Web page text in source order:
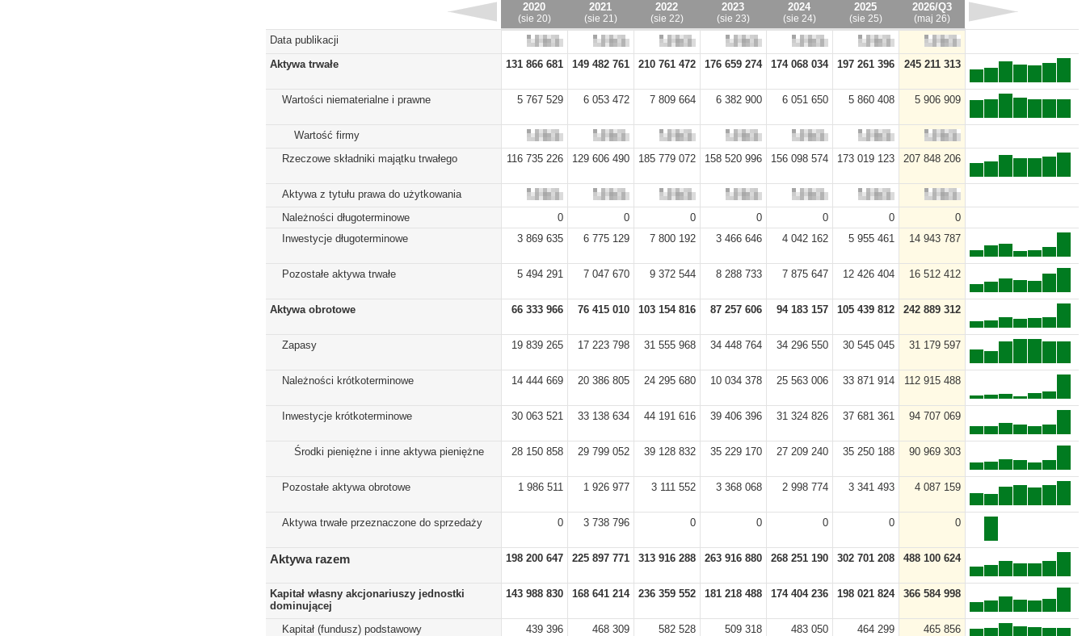
2020
(sie 20)
2021
(sie 21)
2022
(sie 22)
2023
(sie 23)
2024
(sie 24)
2025
(sie 25)
2026/Q3
(maj 26)
Data publikacji
Aktywa trwałe
131 866 681 149 482 761 210 761 472 176 659 274 174 068 034 197 261 396 245 211 313
Wartości niematerialne i prawne 5 767 529 6 053 472 7 809 664 6 382 900 6 051 650 5 860 408 5 906 909
Wartość firmy
Rzeczowe składniki majątku trwałego
116 735 226 129 606 490 185 779 072 158 520 996 156 098 574 173 019 123 207 848 206
Aktywa z tytułu prawa do użytkowania
Należności długoterminowe
0 0 0 0 0 0
0
Inwestycje długoterminowe
3 869 635 6 775 129 7 800 192 3 466 646 4 042 162 5 955 461 14 943 787
Pozostałe aktywa trwałe 5 494 291 7 047 670 9 372 544 8 288 733 7 875 647 12 426 404 16 512 412
Aktywa obrotowe 66 333 966 76 415 010 103 154 816 87 257 606 94 183 157 105 439 812 242 889 312
Zapasy 19 839 265 17 223 798 31 555 968 34 448 764 34 296 550 30 545 045 31 179 597
Należności krótkoterminowe 14 444 669 20 386 805 24 295 680 10 034 378 25 563 006 33 871 914 112 915 488
Inwestycje krótkoterminowe 30 063 521 33 138 634 44 191 616 39 406 396 31 324 826 37 681 361 94 707 069
Środki pieniężne i inne aktywa pieniężne 28 150 858 29 799 052 39 128 832 35 229 170 27 209 240 35 250 188 90 969 303
Pozostałe aktywa obrotowe 1 986 511 1 926 977 3 111 552 3 368 068 2 998 774 3 341 493 4 087 159
Aktywa trwałe przeznaczone do sprzedaży 0 3 738 796 0 0 0 0 0
Aktywa razem 198 200 647 225 897 771 313 916 288 263 916 880 268 251 190 302 701 208 488 100 624
Kapitał własny akcjonariuszy jednostki
dominującej
143 988 830 168 641 214 236 359 552 181 218 488 174 404 236 198 021 824 366 584 998
Kapitał (fundusz) podstawowy 439 396 468 309 582 528 509 318 483 050 464 299 465 856